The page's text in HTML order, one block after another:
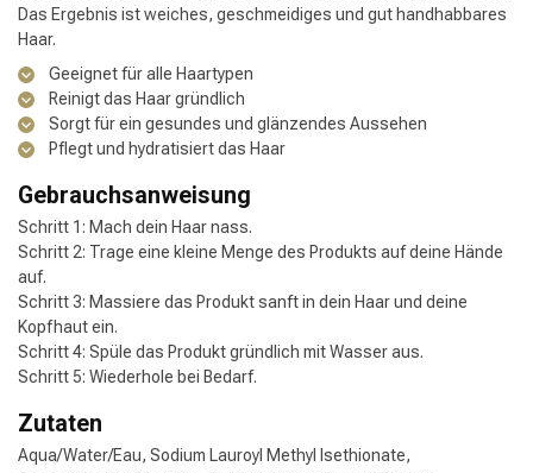
Das Ergebnis ist weiches, geschmeidiges und gut handhabbares
Haar.
Geeignet für alle Haartypen
Reinigt das Haar gründlich
Sorgt für ein gesundes und glänzendes Aussehen
Pflegt und hydratisiert das Haar
Gebrauchsanweisung
Schritt 1: Mach dein Haar nass.
Schritt 2: Trage eine kleine Menge des Produkts auf deine Hände
auf.
Schritt 3: Massiere das Produkt sanft in dein Haar und deine
Kopfhaut ein.
Schritt 4: Spüle das Produkt gründlich mit Wasser aus.
Schritt 5: Wiederhole bei Bedarf.
Zutaten
Aqua/Water/Eau, Sodium Lauroyl Methyl Isethionate,